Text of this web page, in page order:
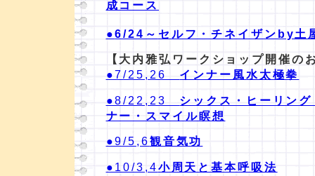
成コース
●6/24～ セルフ・チネイザンby土
【大内雅弘ワークショップ開催の
●7/25,26 インナー風水太極拳
●8/22,23 シックス・ヒーリン
ナー・スマイル瞑想
●9/5,6観音気功
●10/3,4小周天と基本呼吸法